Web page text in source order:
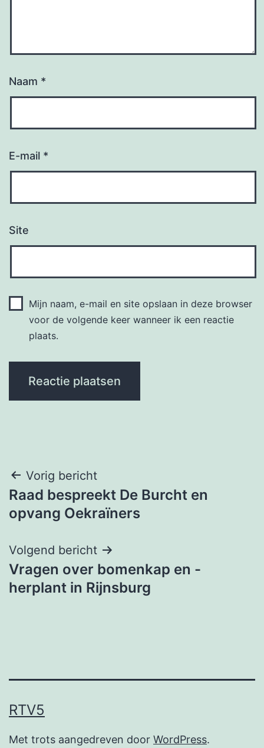
Naam *
E-mail *
Site
Mijn naam, e-mail en site opslaan in deze browser
voor de volgende keer wanneer ik een reactie
plaats.
Bericht
navigatie
Vorig bericht
Raad bespreekt De Burcht en
opvang Oekraïners
Volgend bericht
Vragen over bomenkap en -
herplant in Rijnsburg
RTV5
Met trots aangedreven door WordPress.